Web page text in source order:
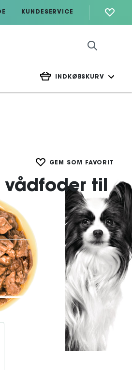
KUNDESERVICE
INDKØBSKURV
GEM SOM FAVORIT
vådfoder til
hunde
til at